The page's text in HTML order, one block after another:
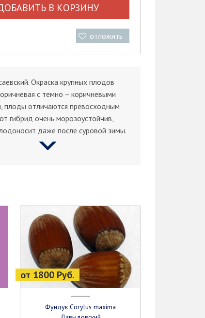
В КОРЗИНУ
отложить
Окраска крупных плодов
с темно – коричневыми
плоды отличаются превосходным
гибрид очень морозоустойчив,
даже после суровой зимы.
от 1800 Руб.
Фундук Corylus maxima